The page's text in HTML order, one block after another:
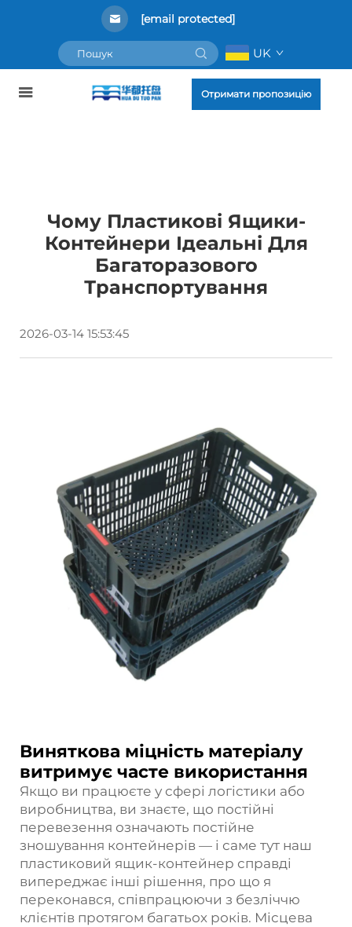
[email protected]
UK
Отримати пропозицію
Чому Пластикові Ящики-
Контейнери Ідеальні Для
Багаторазового
Транспортування
2026-03-14 15:53:45
Виняткова міцність матеріалу
витримує часте використання
Якщо ви працюєте у сфері логістики або
виробництва, ви знаєте, що постійні
перевезення означають постійне
зношування контейнерів — і саме тут наш
пластиковий ящик-контейнер справді
випереджає інші рішення, про що я
переконався, співпрацюючи з безліччю
клієнтів протягом багатьох років. Місцева